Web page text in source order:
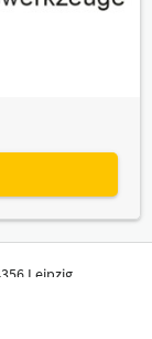
Leipzig